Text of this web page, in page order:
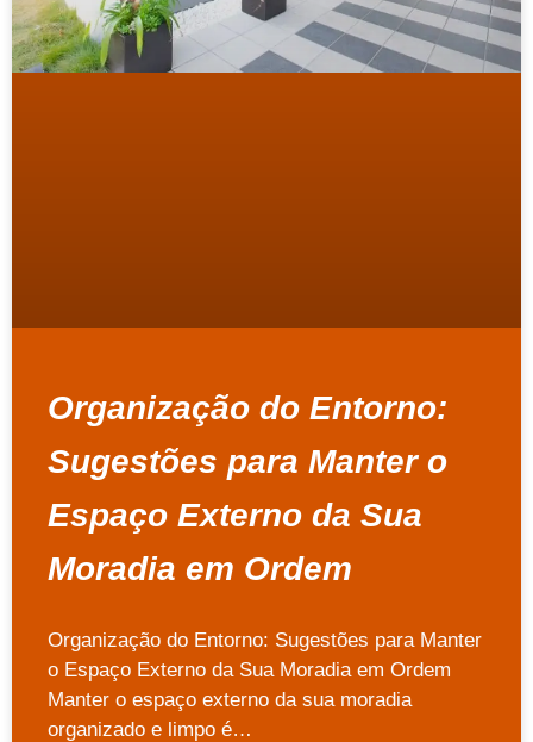
Organização do Entorno:
Sugestões para Manter o
Espaço Externo da Sua
Moradia em Ordem
Organização do Entorno: Sugestões para Manter
o Espaço Externo da Sua Moradia em Ordem
Manter o espaço externo da sua moradia
organizado e limpo é…